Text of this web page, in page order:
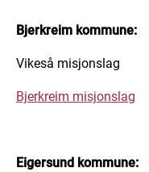
Bjerkreim kommune:
Vikeså misjonslag
Bjerkreim misjonslag
Eigersund kommune: